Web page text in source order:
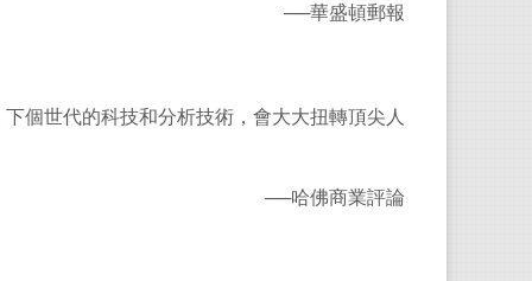
──華盛頓郵報
個世代的科技和分析技術，會大大扭轉頂尖人
──哈佛商業評論